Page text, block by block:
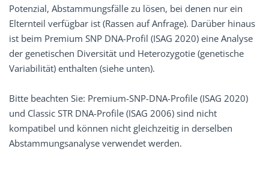
Potenzial, Abstammungsfälle zu lösen, bei denen nur ein
Elternteil verfügbar ist (Rassen auf Anfrage). Darüber hinaus
ist beim Premium SNP DNA-Profil (ISAG 2020) eine Analyse
der genetischen Diversität und Heterozygotie (genetische
Variabilität) enthalten (siehe unten).
Bitte beachten Sie: Premium-SNP-DNA-Profile (ISAG 2020)
und Classic STR DNA-Profile (ISAG 2006) sind nicht
kompatibel und können nicht gleichzeitig in derselben
Abstammungsanalyse verwendet werden.